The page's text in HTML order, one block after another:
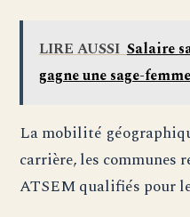
LIRE AUSSI Salaire
gagne une sage-
La mobilité
carrière, les communes
ATSEM qualifiés pour